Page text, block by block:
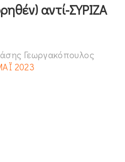
αντί-ΣΥΡΙΖΑ
Γεωργακόπουλος
2023